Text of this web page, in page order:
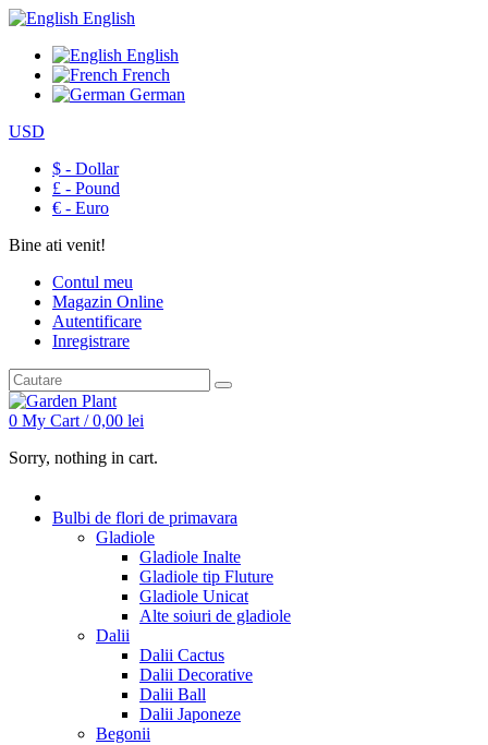
English
English
French
German
USD
$ - Dollar
£ - Pound
€ - Euro
Bine ati venit!
Contul meu
Magazin Online
Autentificare
Inregistrare
0 My Cart /0,00 lei
Sorry, nothing in cart.
Bulbi de flori de primavara
Gladiole
Gladiole Inalte
Gladiole tip Fluture
Gladiole Unicat
Alte soiuri de gladiole
Dalii
Dalii Cactus
Dalii Decorative
Dalii Ball
Dalii Japoneze
Begonii